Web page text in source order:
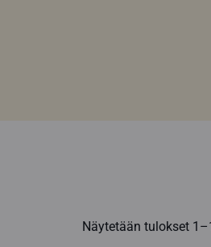
Näytetään tulokset